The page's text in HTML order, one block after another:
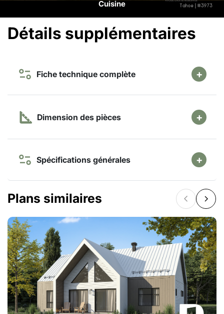
Cuisine
Détails supplémentaires
Fiche technique complète
Dimension des pièces
Spécifications générales
Plans similaires